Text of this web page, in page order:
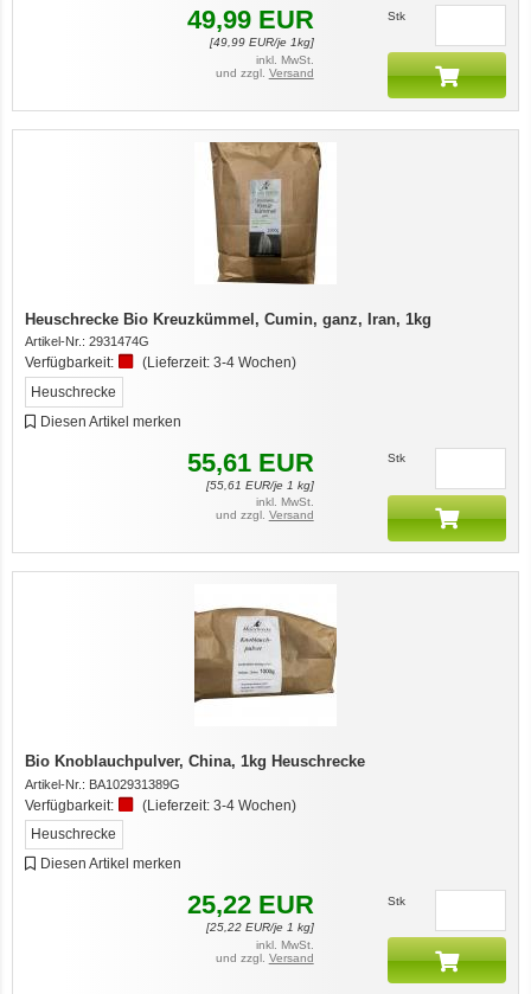
49,99 EUR
[49,99EUR/je 1kg]
inkl. MwSt.
und zzgl. Versand
Stk
Heuschrecke Bio Kreuzkümmel, Cumin, ganz, Iran, 1kg
Artikel-Nr.: 2931474G
Verfügbarkeit: (Lieferzeit:3-4 Wochen)
Heuschrecke
Diesen Artikel merken
55,61 EUR
[55,61 EUR/je 1 kg]
inkl. MwSt.
und zzgl. Versand
Stk
Bio Knoblauchpulver, China, 1kg Heuschrecke
Artikel-Nr.: BA102931389G
Verfügbarkeit: (Lieferzeit:3-4 Wochen)
Heuschrecke
Diesen Artikel merken
25,22 EUR
[25,22EUR/je 1 kg]
inkl. MwSt.
und zzgl. Versand
Stk